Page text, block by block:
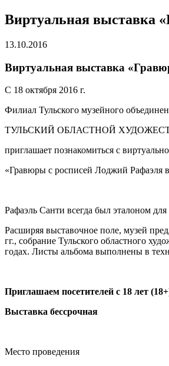
Виртуальная выставка
13.10.2016
Виртуальная выставка
С 18 октября 2016 г.
Филиал Тульского музейного
ТУЛЬСКИЙ ОБЛАСТНОЙ
приглашает познакомиться с
«Гравюры с росписей Лоджий Рафаэля
Рафаэль Санти всегда был эталоном
Расширяя выставочное поле, музей
гг., собрание Тульского областного
годах. Листы альбома выполнены в
Приглашаем посетителей с 18 лет
Выставка бессрочная
Место проведения